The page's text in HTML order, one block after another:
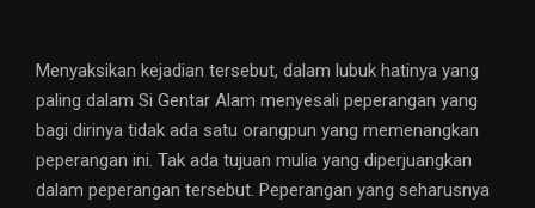
Menyaksikan kejadian tersebut, dalam lubuk hatinya yang
paling dalam Si Gentar Alam menyesali peperangan yang
bagi dirinya tidak ada satu orangpun yang memenangkan
peperangan ini. Tak ada tujuan mulia yang diperjuangkan
dalam peperangan tersebut. Peperangan yang seharusnya